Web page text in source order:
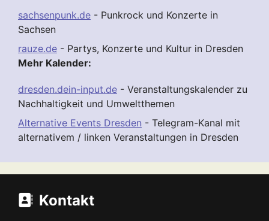
sachsenpunk.de - Punkrock und Konzerte in
Sachsen
rauze.de - Partys, Konzerte und Kultur in Dresden
Mehr Kalender:
dresden.dein-input.de - Veranstaltungskalender zu
Nachhaltigkeit und Umweltthemen
Alternative Events Dresden - Telegram-Kanal mit
alternativem / linken Veranstaltungen in Dresden
Kontakt